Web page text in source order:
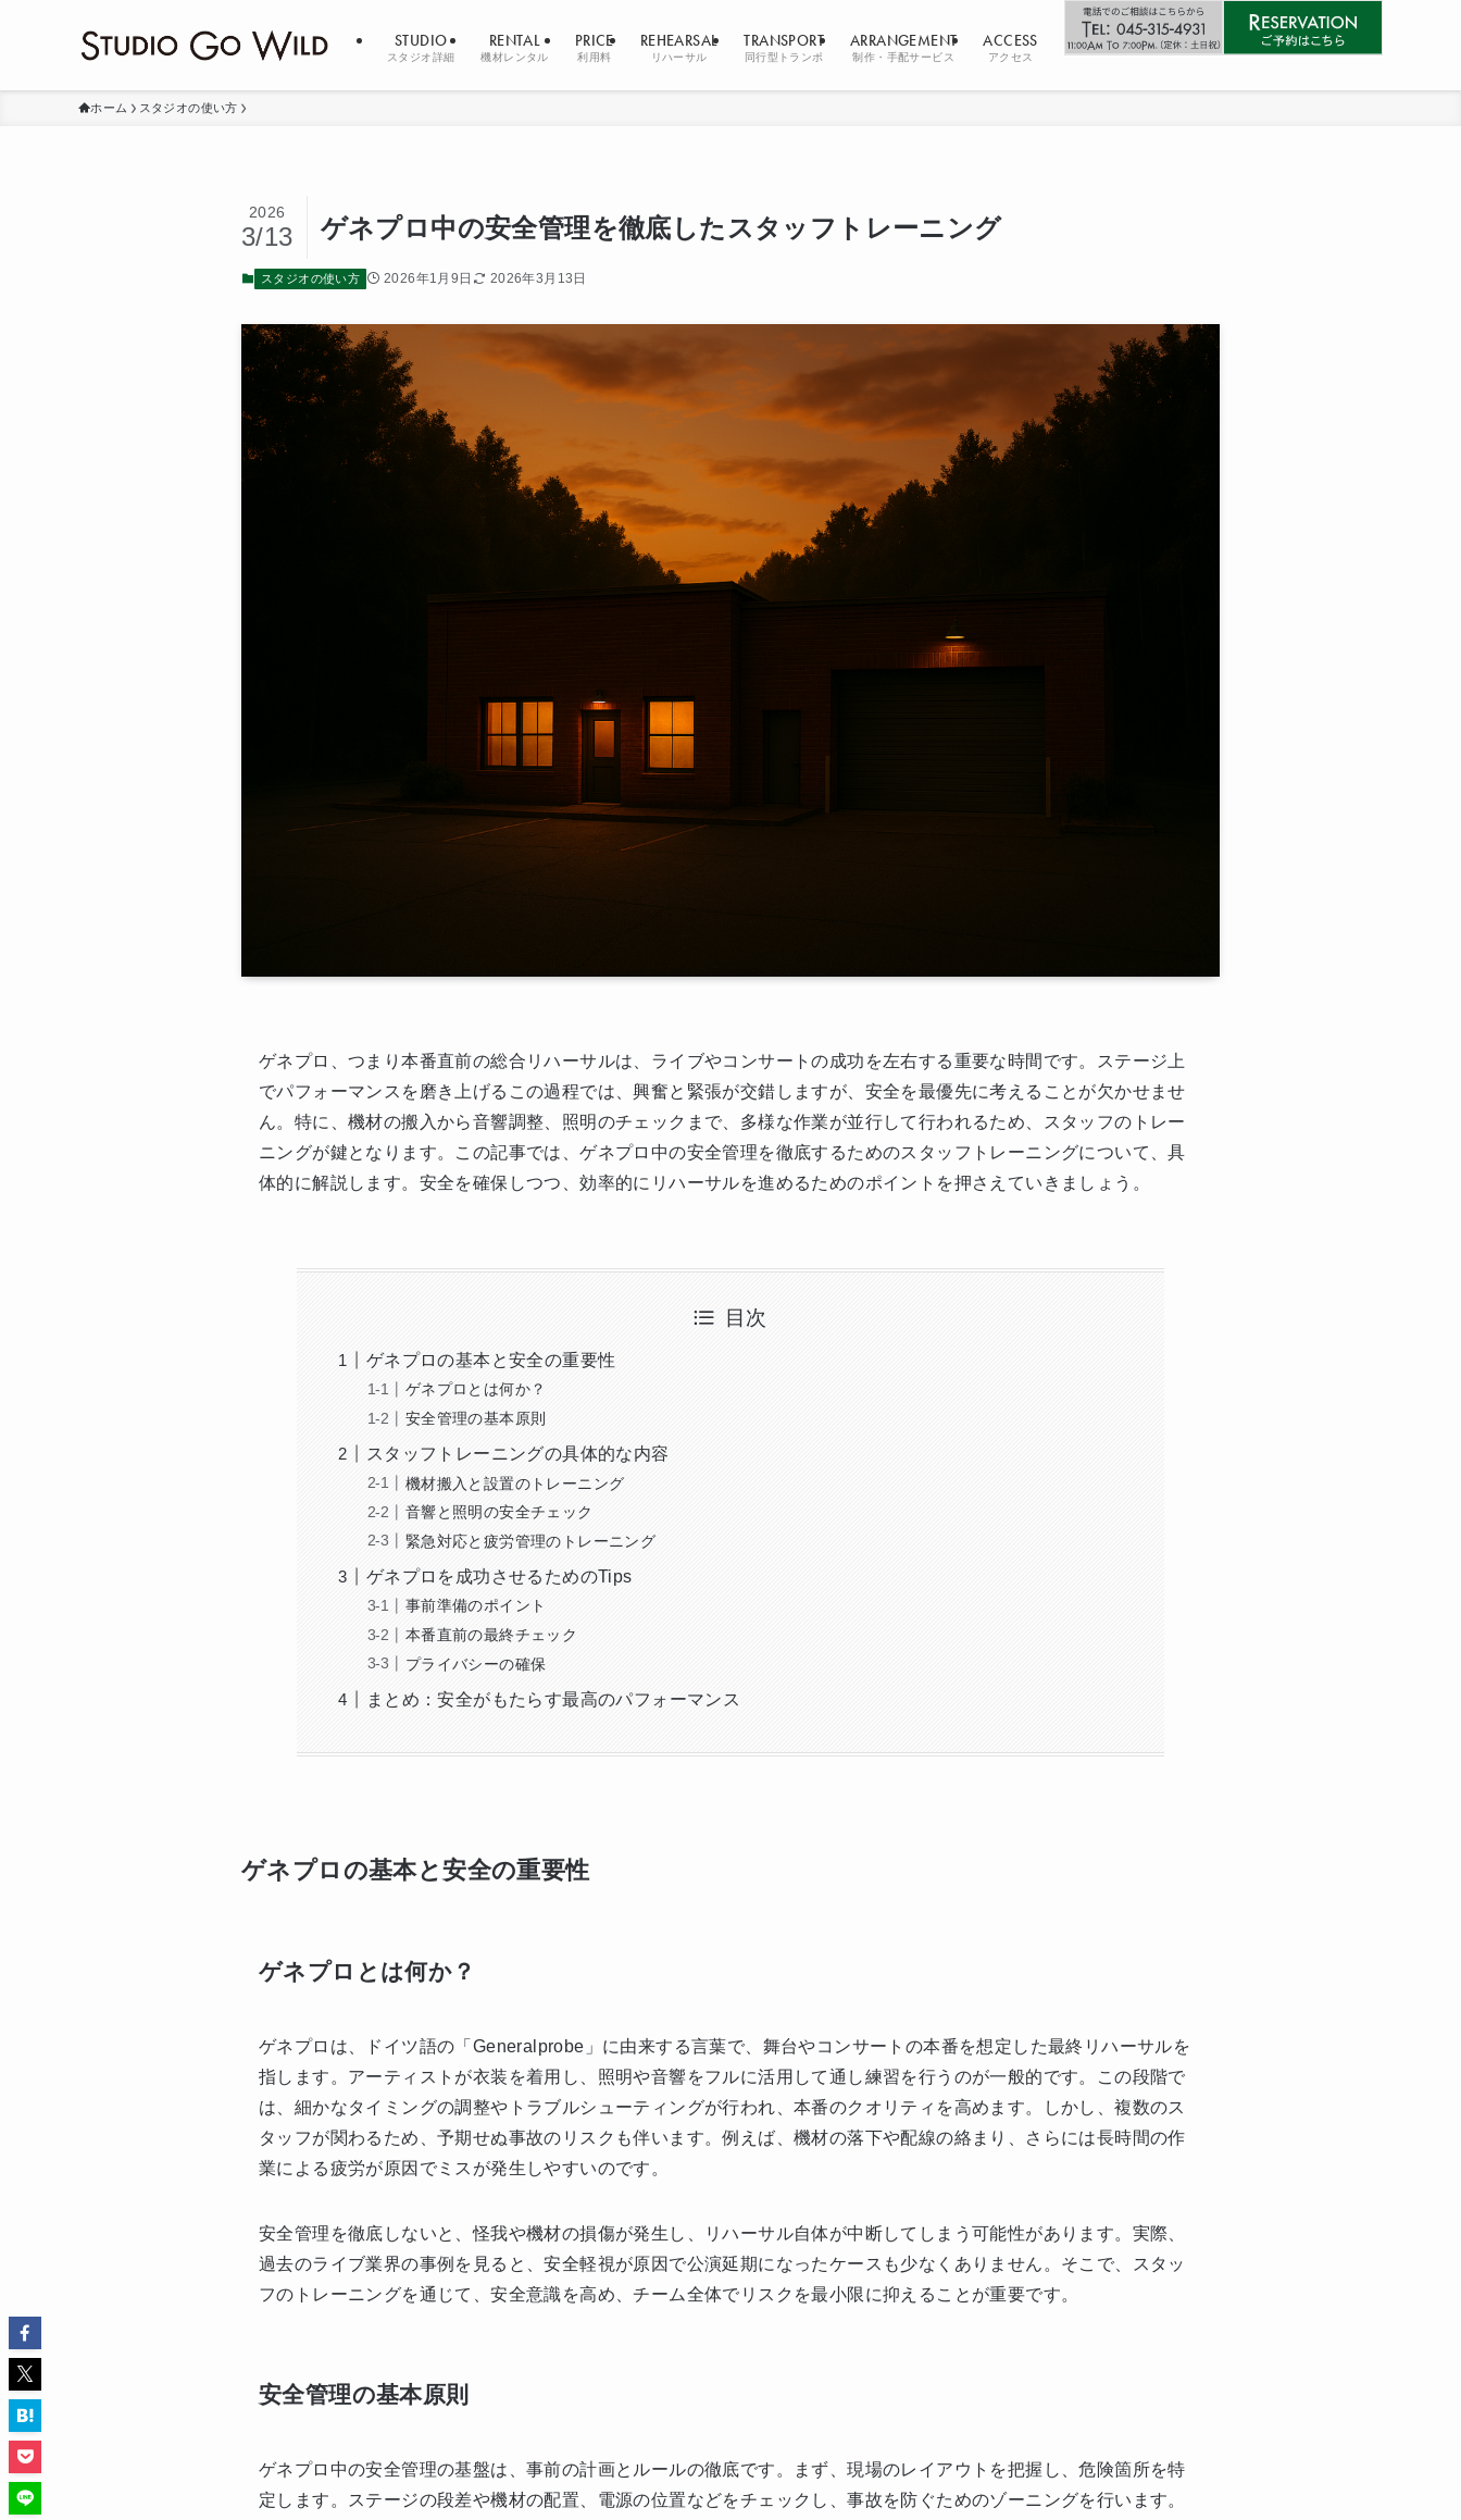
STUDIO
スタジオ詳細
RENTAL
機材レンタル
PRICE
利用料
REHEARSAL
リハーサル
TRANSPORT
同行型トランポ
ARRANGEMENT
制作・手配サービス
ACCESS
アクセス
ホーム スタジオの使い方
ゲネプロ中の安全管理を徹底したスタッフトレーニング
2026
3/13
スタジオの使い方 2026年1月9日 2026年3月13日
ゲネプロ、つまり本番直前の総合リハーサルは、ライブやコンサートの成功を左右する重要な時間です。ステージ上
でパフォーマンスを磨き上げるこの過程では、興奮と緊張が交錯しますが、安全を最優先に考えることが欠かせませ
ん。特に、機材の搬入から音響調整、照明のチェックまで、多様な作業が並行して行われるため、スタッフのトレー
ニングが鍵となります。この記事では、ゲネプロ中の安全管理を徹底するためのスタッフトレーニングについて、具
体的に解説します。安全を確保しつつ、効率的にリハーサルを進めるためのポイントを押さえていきましょう。
目次
ゲネプロの基本と安全の重要性
ゲネプロとは何か？
安全管理の基本原則
スタッフトレーニングの具体的な内容
機材搬入と設置のトレーニング
音響と照明の安全チェック
緊急対応と疲労管理のトレーニング
ゲネプロを成功させるためのTips
事前準備のポイント
本番直前の最終チェック
プライバシーの確保
まとめ：安全がもたらす最高のパフォーマンス
ゲネプロの基本と安全の重要性
ゲネプロとは何か？
ゲネプロは、ドイツ語の「Generalprobe」に由来する言葉で、舞台やコンサートの本番を想定した最終リハーサルを
指します。アーティストが衣装を着用し、照明や音響をフルに活用して通し練習を行うのが一般的です。この段階で
は、細かなタイミングの調整やトラブルシューティングが行われ、本番のクオリティを高めます。しかし、複数のス
タッフが関わるため、予期せぬ事故のリスクも伴います。例えば、機材の落下や配線の絡まり、さらには長時間の作
業による疲労が原因でミスが発生しやすいのです。
安全管理を徹底しないと、怪我や機材の損傷が発生し、リハーサル自体が中断してしまう可能性があります。実際、
過去のライブ業界の事例を見ると、安全軽視が原因で公演延期になったケースも少なくありません。そこで、スタッ
フのトレーニングを通じて、安全意識を高め、チーム全体でリスクを最小限に抑えることが重要です。
安全管理の基本原則
ゲネプロ中の安全管理の基盤は、事前の計画とルールの徹底です。まず、現場のレイアウトを把握し、危険箇所を特
定します。ステージの段差や機材の配置、電源の位置などをチェックし、事故を防ぐためのゾーニングを行います。